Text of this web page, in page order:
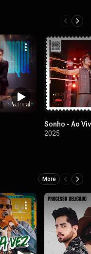
Sonho - Ao
2025
More